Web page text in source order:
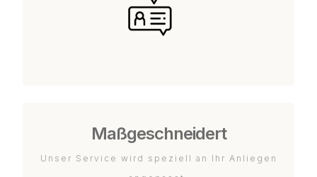
Maßgeschneidert
Unser Service wird speziell an Ihr Anliegen